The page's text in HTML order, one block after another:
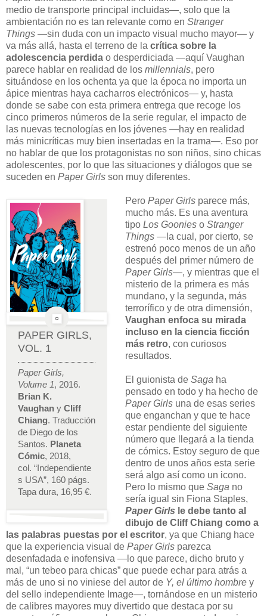
medio de transporte principal incluidas—, solo que la
ambientación no es tan relevante como en Stranger
Things —sin duda con un impacto visual mucho mayor— y
va más allá, hasta el terreno de la crítica sobre la
adolescencia perdida o desperdiciada —aquí Vaughan
parece hablar en realidad de los millennials, pero
situándose en los ochenta ya que la época no importa un
ápice mientras haya cacharros electrónicos— y, hasta
donde se sabe con esta primera entrega que recoge los
cinco primeros números de la serie regular, el impacto de
las nuevas tecnologías en los jóvenes —hay en realidad
más minicríticas muy bien insertadas en la trama—. Eso por
no hablar de que los protagonistas no son niños, sino chicas
adolescentes, por lo que las situaciones y diálogos que se
suceden en Paper Girls son muy diferentes.
PAPER GIRLS,
VOL. 1
Paper Girls,
Volume 1, 2016.
Brian K.
Vaughan y Cliff
Chiang. Traducción
de Diego de los
Santos. Planeta
Cómic, 2018,
col. “Independiente
s USA”, 160 págs.
Tapa dura, 16,95 €.
Pero Paper Girls parece más,
mucho más. Es una aventura
tipo Los Goonies o Stranger
Things —la cual, por cierto, se
estrenó poco menos de un año
después del primer número de
Paper Girls—, y mientras que el
misterio de la primera es más
mundano, y la segunda, más
terrorífico y de otra dimensión,
Vaughan enfoca su mirada
incluso en la ciencia ficción
más retro, con curiosos
resultados.
El guionista de Saga ha
pensado en todo y ha hecho de
Paper Girls una de esas series
que enganchan y que te hace
estar pendiente del siguiente
número que llegará a la tienda
de cómics. Estoy seguro de que
dentro de unos años esta serie
será algo así como un icono.
Pero lo mismo que Saga no
sería igual sin Fiona Staples,
Paper Girls le debe tanto al
dibujo de Cliff Chiang como a
las palabras puestas por el escritor, ya que Chiang hace
que la experiencia visual de Paper Girls parezca
desenfadada e inofensiva —lo que parece, dicho bruto y
mal, “un tebeo para chicas” que puede echar para atrás a
más de uno si no viniese del autor de Y, el último hombre y
del sello independiente Image—, tornándose en un misterio
de calibres mayores muy divertido que destaca por su